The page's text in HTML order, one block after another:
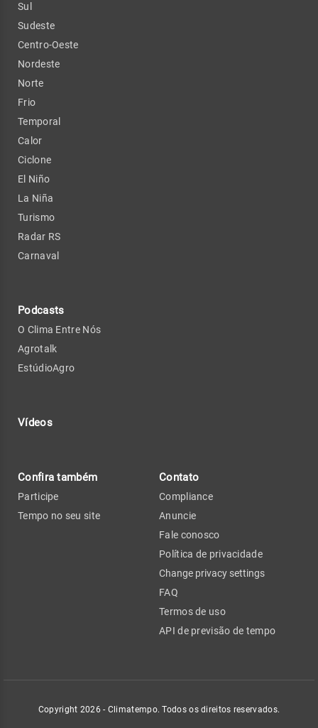
Sul
Sudeste
Centro-Oeste
Nordeste
Norte
Frio
Temporal
Calor
Ciclone
El Niño
La Niña
Turismo
Radar RS
Carnaval
Podcasts
O Clima Entre Nós
Agrotalk
EstúdioAgro
Vídeos
Confira também
Participe
Tempo no seu site
Contato
Compliance
Anuncie
Fale conosco
Política de privacidade
Change privacy settings
FAQ
Termos de uso
API de previsão de tempo
Copyright 2026 - Climatempo. Todos os direitos reservados.